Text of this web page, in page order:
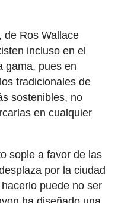
de Ros Wallace
incluso en el
gama, pues en
tradicionales de
sostenibles, no
en cualquier
sople a favor de las
por la ciudad
puede no ser